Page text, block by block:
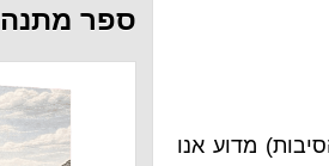
אנו
ספר מתנה מושלם